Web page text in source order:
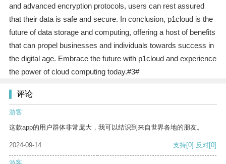
and advanced encryption protocols, users can rest assured
that their data is safe and secure. In conclusion, p1cloud is the
future of data storage and computing, offering a host of benefits
that can propel businesses and individuals towards success in
the digital age. Embrace the future with p1cloud and experience
the power of cloud computing today.#3#
评论
游客
这款app的用户群体非常庞大，我可以结识到来自世界各地的朋友。
2024-09-14 支持[0] 反对[0]